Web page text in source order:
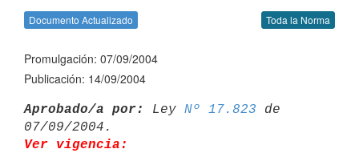
Documento Actualizado Toda la Norma
Promulgación: 07/09/2004
Publicación: 14/09/2004
Aprobado/a por: Ley Nº 17.823 de
Ver vigencia: